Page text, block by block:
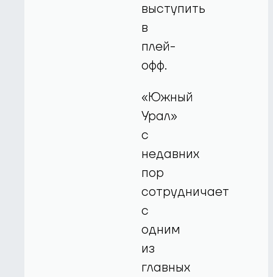
выступить
в
плей-
офф.
«Южный
Урал»
с
недавних
пор
сотрудничает
с
одним
из
главных